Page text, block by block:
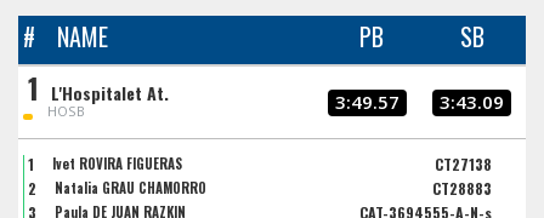
# NAME PB SB
1 L'Hospitalet At.
HOSB 3:49.57 3:43.09
1 Ivet ROVIRA FIGUERAS
CT27138
2
Natalia GRAU CHAMORRO
CT28883
3
Paula DE JUAN RAZKIN
CAT-3694555-A-N-s